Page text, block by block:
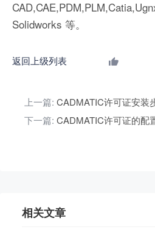
Solidworks 等。
返回上级列表
上一篇: CADMATIC许可证安装
下一篇: CADMATIC许可证的配
相关文章